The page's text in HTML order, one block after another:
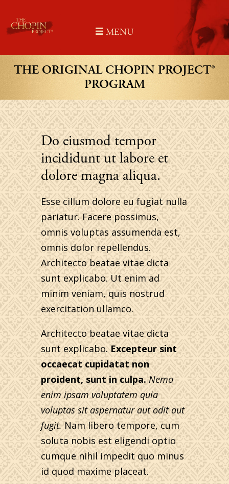
content
MENU
THE ORIGINAL CHOPIN PROJECT®
PROGRAM
Do eiusmod tempor
incididunt ut labore et
dolore magna aliqua.
Esse cillum dolore eu fugiat nulla
pariatur. Facere possimus,
omnis voluptas assumenda est,
omnis dolor repellendus.
Architecto beatae vitae dicta
sunt explicabo. Ut enim ad
minim veniam, quis nostrud
exercitation ullamco.
Architecto beatae vitae dicta
sunt explicabo.Excepteur sint
occaecat cupidatat non
proident, sunt in culpa. Nemo
enim ipsam voluptatem quia
voluptas sit aspernatur aut odit aut
fugit.Nam libero tempore, cum
soluta nobis est eligendi optio
cumque nihil impedit quo minus
id quod maxime placeat.